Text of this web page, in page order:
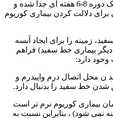
سطح کف (بافت شاخی کف) در یک دوره 8-6 هفته ای جدا شده و
دلالت کردن بیماری کوریوم
زمینه را برای ایجاد آبسه
دیگر بیماری خط سفید) فراهم
وجود دارد:
اتصال درم واپیدرم و
خط سفید را بدنبال دارد.
بیماری کوریوم نرم تر است
نمی شود) ، بنابراین نسبت به